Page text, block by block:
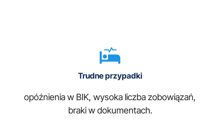
Trudne przypadki
opóźnienia w BIK, wysoka liczba zobowiązań,
braki w dokumentach.